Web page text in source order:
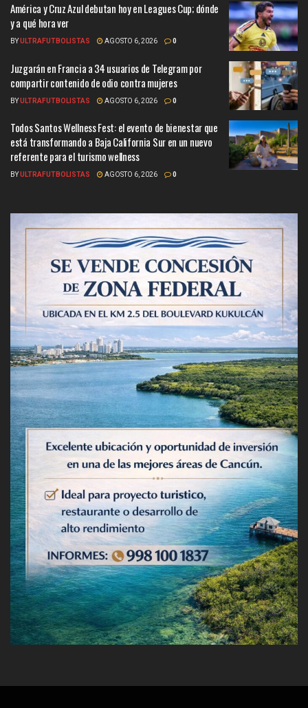
América y Cruz Azul debutan hoy en Leagues Cup; dónde
y a qué hora ver
BYULTRAFUTBOLISTAS AGOSTO 6, 2026 0
Juzgarán en Francia a 34 usuarios de Telegram por
compartir contenido de odio contra mujeres
BYULTRAFUTBOLISTAS AGOSTO 6, 2026 0
Todos Santos Wellness Fest: el evento de bienestar que
está transformando a Baja California Sur en un nuevo
referente para el turismo wellness
BYULTRAFUTBOLISTAS AGOSTO 6, 2026 0